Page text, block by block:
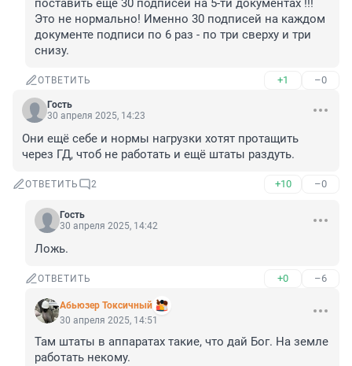
поставить еще 30 подписей на 5-ти документах !!!
Это не нормально! Именно 30 подписей на каждом
документе подписи по 6 раз - по три сверху и три
снизу.
ОТВЕТИТЬ +1 –0
Гость
30 апреля 2025, 14:23
Они ещё себе и нормы нагрузки хотят протащить
через ГД, чтоб не работать и ещё штаты раздуть.
ОТВЕТИТЬ 2 +10 –0
Гость
30 апреля 2025, 14:42
Ложь.
ОТВЕТИТЬ +0 –6
Абьюзер Токсичный
30 апреля 2025, 14:51
Там штаты в аппаратах такие, что дай Бог. На земле
работать некому.